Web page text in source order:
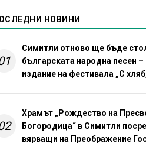
НОВИНИ
Симитли отново ще бъде
българската народна песен
издание на фестивала „С
Храмът „Рождество на
Богородица“ в Симитли
вярващи на Преображение